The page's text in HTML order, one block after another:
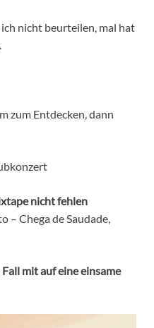
nicht beurteilen, mal hat
zum Entdecken, dann
nicht fehlen
– Chega de Saudade,
mit auf eine einsame